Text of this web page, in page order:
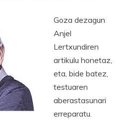
Goza dezagun
Anjel
Lertxundiren
artikulu honetaz,
eta, bide batez,
testuaren
aberastasunari
erreparatu.